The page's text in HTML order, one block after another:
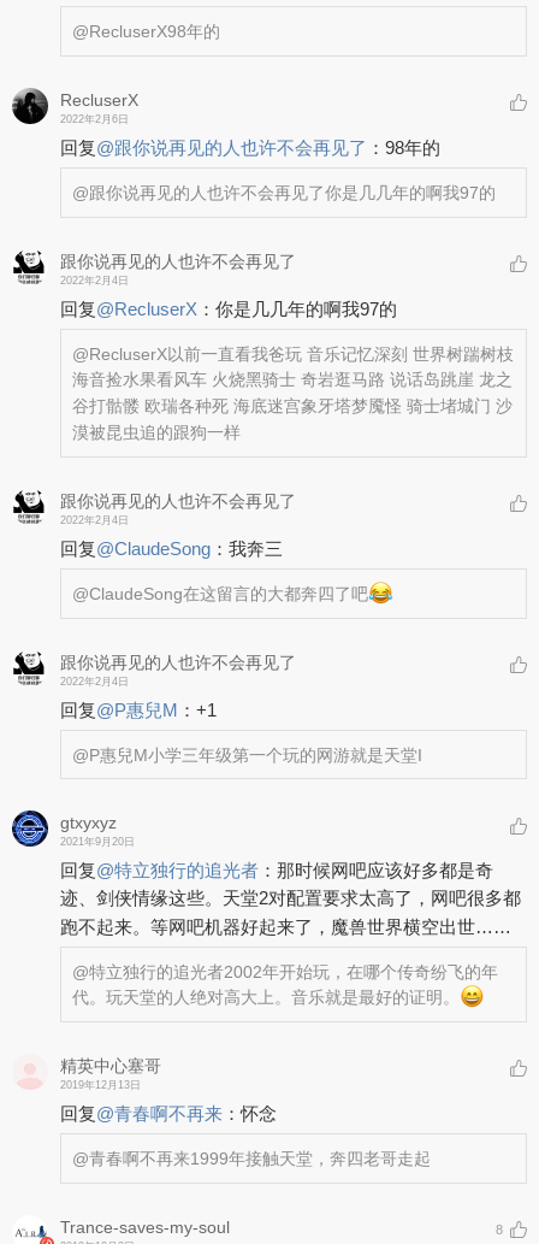
@RecluserX98年的
RecluserX
2022年2月6日
回复@跟你说再见的人也许不会再见了 ： 98年的
@跟你说再见的人也许不会再见了你是几几年的啊我97的
跟你说再见的人也许不会再见了
2022年2月4日
回复@RecluserX ： 你是几几年的啊我97的
@RecluserX以前一直看我爸玩 音乐记忆深刻 世界树踹树枝
海音捡水果看风车 火烧黑骑士 奇岩逛马路 说话岛跳崖 龙之
谷打骷髅 欧瑞各种死 海底迷宫象牙塔梦魇怪 骑士堵城门 沙
漠被昆虫追的跟狗一样
跟你说再见的人也许不会再见了
2022年2月4日
回复@ClaudeSong ： 我奔三
@ClaudeSong在这留言的大都奔四了吧
跟你说再见的人也许不会再见了
2022年2月4日
回复@P惠兒M ： +1
@P惠兒M小学三年级第一个玩的网游就是天堂I
gtxyxyz
2021年9月20日
回复@特立独行的追光者 ： 那时候网吧应该好多都是奇
迹、剑侠情缘这些。天堂2对配置要求太高了，网吧很多都
跑不起来。等网吧机器好起来了，魔兽世界横空出世……
@特立独行的追光者2002年开始玩，在哪个传奇纷飞的年
代。玩天堂的人绝对高大上。音乐就是最好的证明。
精英中心塞哥
2019年12月13日
回复@青春啊不再来 ：怀念
@青春啊不再来1999年接触天堂，奔四老哥走起
Trance-saves-my-soul 8